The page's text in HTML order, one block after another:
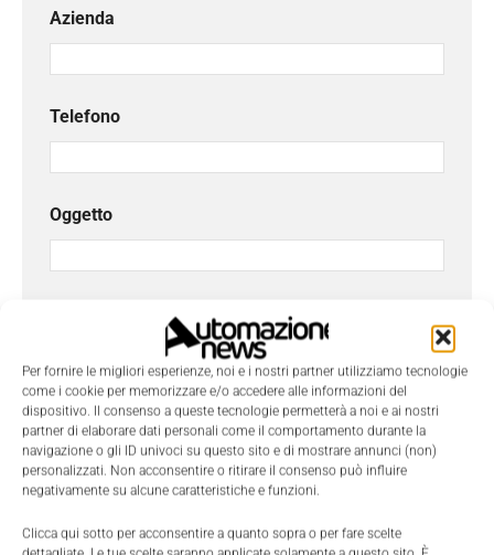
Per fornire le migliori esperienze, noi e i nostri partner utilizziamo tecnologie
come i cookie per memorizzare e/o accedere alle informazioni del
dispositivo. Il consenso a queste tecnologie permetterà a noi e ai nostri
partner di elaborare dati personali come il comportamento durante la
navigazione o gli ID univoci su questo sito e di mostrare annunci (non)
personalizzati. Non acconsentire o ritirare il consenso può influire
negativamente su alcune caratteristiche e funzioni.
Clicca qui sotto per acconsentire a quanto sopra o per fare scelte
Azienda
Telefono
Oggetto